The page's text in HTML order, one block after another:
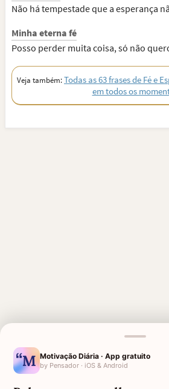
Não há tempestade que a esperança
Minha eterna fé
Posso perder muita coisa, só não
Veja também:Todas as 63 frases de Fé e
em todos os
MENSAGENS
SÉTIMO DIA DE FALECIMENTO
Motivação Diária · App gratuito
by Pensador · iOS & Android